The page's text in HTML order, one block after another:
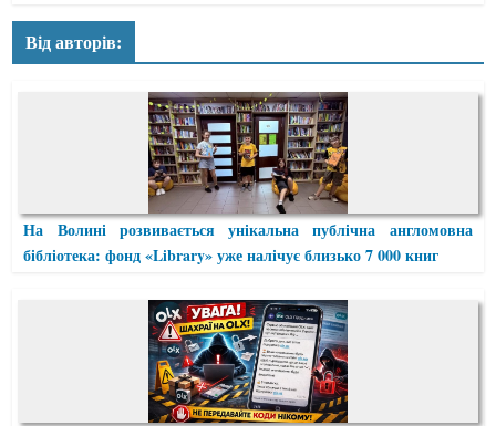
Від авторів:
На Волині розвивається унікальна публічна англомовна
бібліотека: фонд «Library» уже налічує близько 7 000 книг